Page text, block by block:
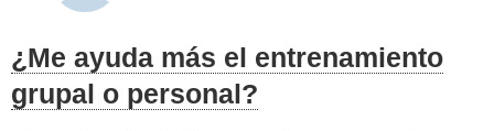
¿Me ayuda más el entrenamiento
grupal o personal?